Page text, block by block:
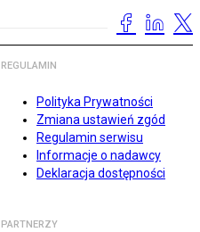
REGULAMIN
Polityka Prywatności
Zmiana ustawień zgód
Regulamin serwisu
Informacje o nadawcy
Deklaracja dostępności
PARTNERZY